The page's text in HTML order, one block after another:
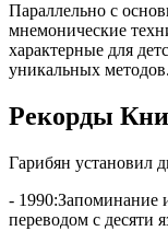
Параллельно с
мнемонические
характерные для
уникальных методов.
Рекорды
Гарибян установил
- 1990:Запоминание
переводом с десяти